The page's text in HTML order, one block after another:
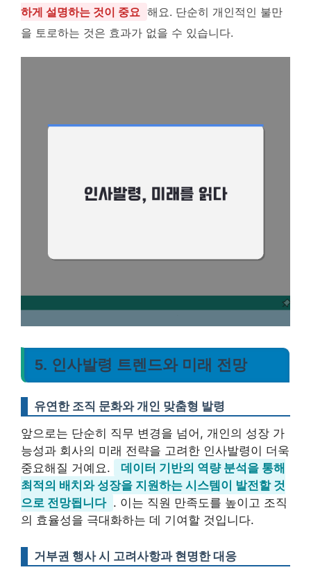
하게 설명하는 것이 중요 해요. 단순히 개인적인 불만
을 토로하는 것은 효과가 없을 수 있습니다.
5. 인사발령 트렌드와 미래 전망
유연한 조직 문화와 개인 맞춤형 발령
앞으로는 단순히 직무 변경을 넘어, 개인의 성장 가
능성과 회사의 미래 전략을 고려한 인사발령이 더욱
중요해질 거예요.
데이터 기반의 역량 분석을 통해
최적의 배치와 성장을 지원하는 시스템이 발전할 것
으로 전망됩니다 . 이는 직원 만족도를 높이고 조직
의 효율성을 극대화하는 데 기여할 것입니다.
거부권 행사 시 고려사항과 현명한 대응